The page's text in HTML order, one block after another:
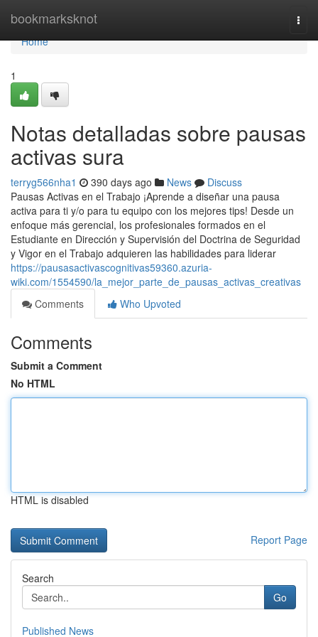
bookmarksknot
Home
Home
1
Notas detalladas sobre pausas
activas sura
terryg566nha1 390 days ago News
Discuss
Pausas Activas en el Trabajo ¡Aprende a diseñar una pausa
activa para ti y/o para tu equipo con los mejores tips! Desde un
enfoque más gerencial, los profesionales formados en el
Estudiante en Dirección y Supervisión del Doctrina de Seguridad
y Vigor en el Trabajo adquieren las habilidades para liderar
https://pausasactivascognitivas59360.azuria-
wiki.com/1554590/la_mejor_parte_de_pausas_activas_creativas
Comments
Who Upvoted
Comments
Submit a Comment
No HTML
HTML is disabled
Report Page
Search
Go
Published News